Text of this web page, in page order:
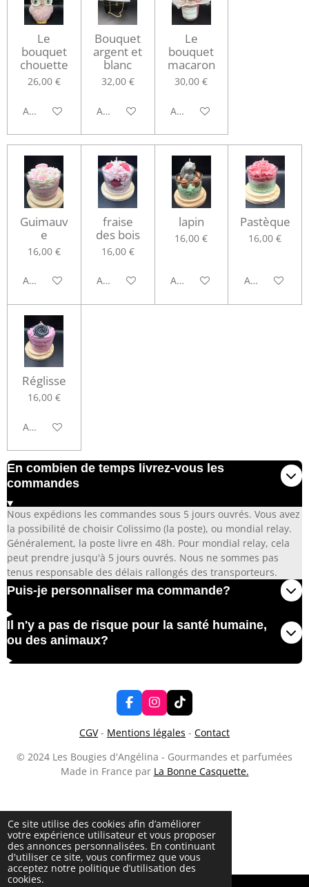
Ce site utilise des cookies afin d’améliorer
votre expérience utilisateur et vous proposer
des annonces personnalisées. En continuant
d'utiliser ce site, vous confirmez que vous
acceptez notre politique d’utilisation des
cookies.
Le
bouquet
chouette
26,00 €
Ajouter au panier
Bouquet
argent et
blanc
32,00 €
Ajouter au panier
Le
bouquet
macaron
30,00 €
Ajouter au panier
Guimauv
e
16,00 €
Ajouter au panier
fraise
des bois
16,00 €
Ajouter au panier
lapin
16,00 €
Ajouter au panier
Pastèque
16,00 €
Ajouter au
Réglisse
16,00 €
Ajouter au panier
En combien de temps livrez-vous les
commandes
Nous expédions les commandes sous 5 jours ouvrés. Vous avez
la possibilité de choisir Colissimo (la poste), ou mondial relay.
Généralement, la poste livre en 48h. Pour mondial relay, cela
peut prendre jusqu'à 5 jours ouvrés. Nous ne sommes pas
tenus responsable des délais rallongés des transporteurs.
Puis-je personnaliser ma commande?
Il n'y a pas de risque pour la santé humaine,
ou des animaux?
F
a
c
e
o
o
I
n
s
t
g
r
T
i
k
T
k
CGV- Mentions légales - Contact
© 2024 Les Bougies d'Angélina - Gourmandes et parfumées
Made in France par La Bonne Casquette.